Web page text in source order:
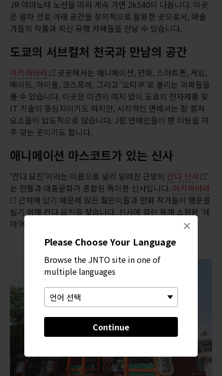
Please Choose Your Language
Browse the JNTO site in one of
multiple languages
Continue
×
JR 야마노테 노선을 따라 계속 가면 2k540이 나옵니다. 이곳
은 열차 선로 아래 공간을 창의적으로 활용한 곳으로서, 예술
가들의 작품과 최신 유행 카페들을 만날 수 있습니다.
도쿄의 서브컬처 천국과 만남의 공간
아키하바라
곳곳에서는 애니메이션, 만화, 스마트폰, 게임,
메이드, 아이돌, 코스프레, 그리고 ‘오타쿠'로 불리는 괴짜들을
볼 수 있습니다. 이곳은 이견의 여지 없이 도쿄의 전자제품 및
IT 기술의 중심지이기도 하지만, 시각적인 면에서는 팝 컬처
요소들이 압도적으로 많습니다. J팝 연예인들이 팬 미팅을 자
주 갖는 곳이기도 합니다.
애니메이션 마스코트가 있는 신사
‘칸다 묘진'이라는 이름으로 널리 알려진 근방의 간다 신사
는 전통과 대중문화가 혼합된 특이한 신사입니다. 아키하바라
근처에 있기 때문에 많은 젊은이들과 만화 작가들이 행운을
빌기 위해 칸다 묘진을 찾습니다. 신사에 걸린 목재 소원판 ‘에
마'에서 이들의 그림과 흔적을 찾아볼 수 있습니다.